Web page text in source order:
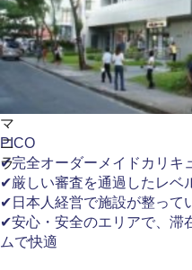
マ
ニ
ラ
PICO
✔完全オーダーメイドカリキ
✔厳しい審査を通過したレベ
✔日本人経営で施設が整って
✔安心・安全のエリアで、滞
ムで快適